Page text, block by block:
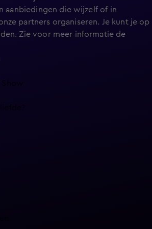
aanbiedingen die wijzelf of in
partners organiseren. Je kunt je op
Zie voor meer informatie de
Show